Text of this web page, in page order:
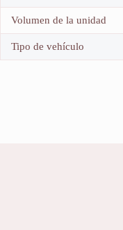
Volumen de la unidad
Tipo de vehículo